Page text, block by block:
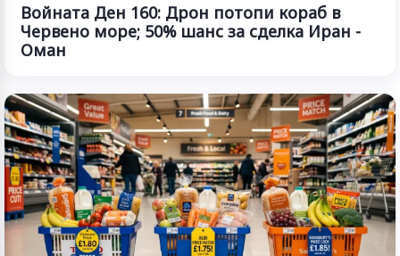
Войната Ден 160: Дрон потопи кораб в
Червено море; 50% шанс за сделка Иран -
Оман